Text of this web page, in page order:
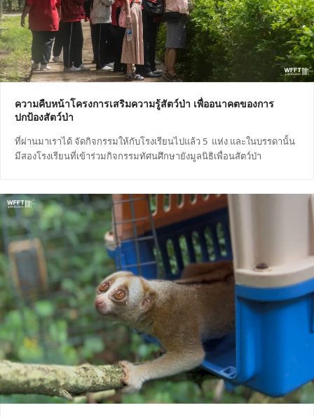
ความคืบหน้าโครงการเสริมความรู้สัตว์ป่า เพื่ออนาคตของการ
ปกป้องสัตว์ป่า
ที่ผ่านมาเราได้ จัดกิจกรรมให้กับโรงเรียนไปแล้ว 5 แห่ง และในบรรดานั้น
มีสองโรงเรียนที่เข้าร่วมกิจกรรมทัศนศึกษายังมูลนิธิเพื่อนสัตว์ป่า